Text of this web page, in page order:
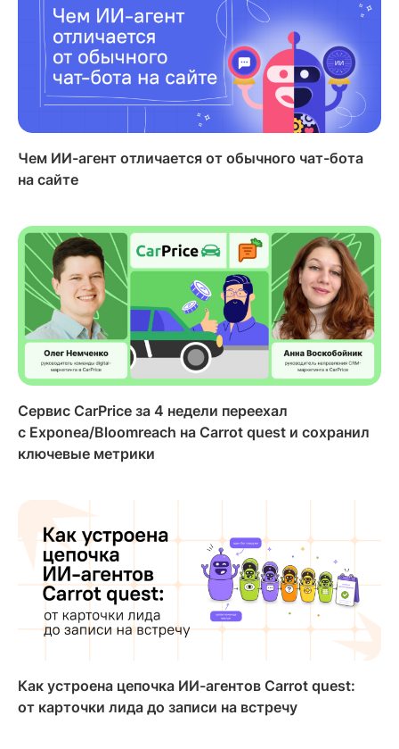
Чем ИИ-агент отличается от обычного чат-бота
на сайте
Сервис CarPrice за 4 недели переехал
с Exponea/Bloomreach на Carrot quest и сохранил
ключевые метрики
Как устроена цепочка ИИ-агентов Carrot quest:
от карточки лида до записи на встречу